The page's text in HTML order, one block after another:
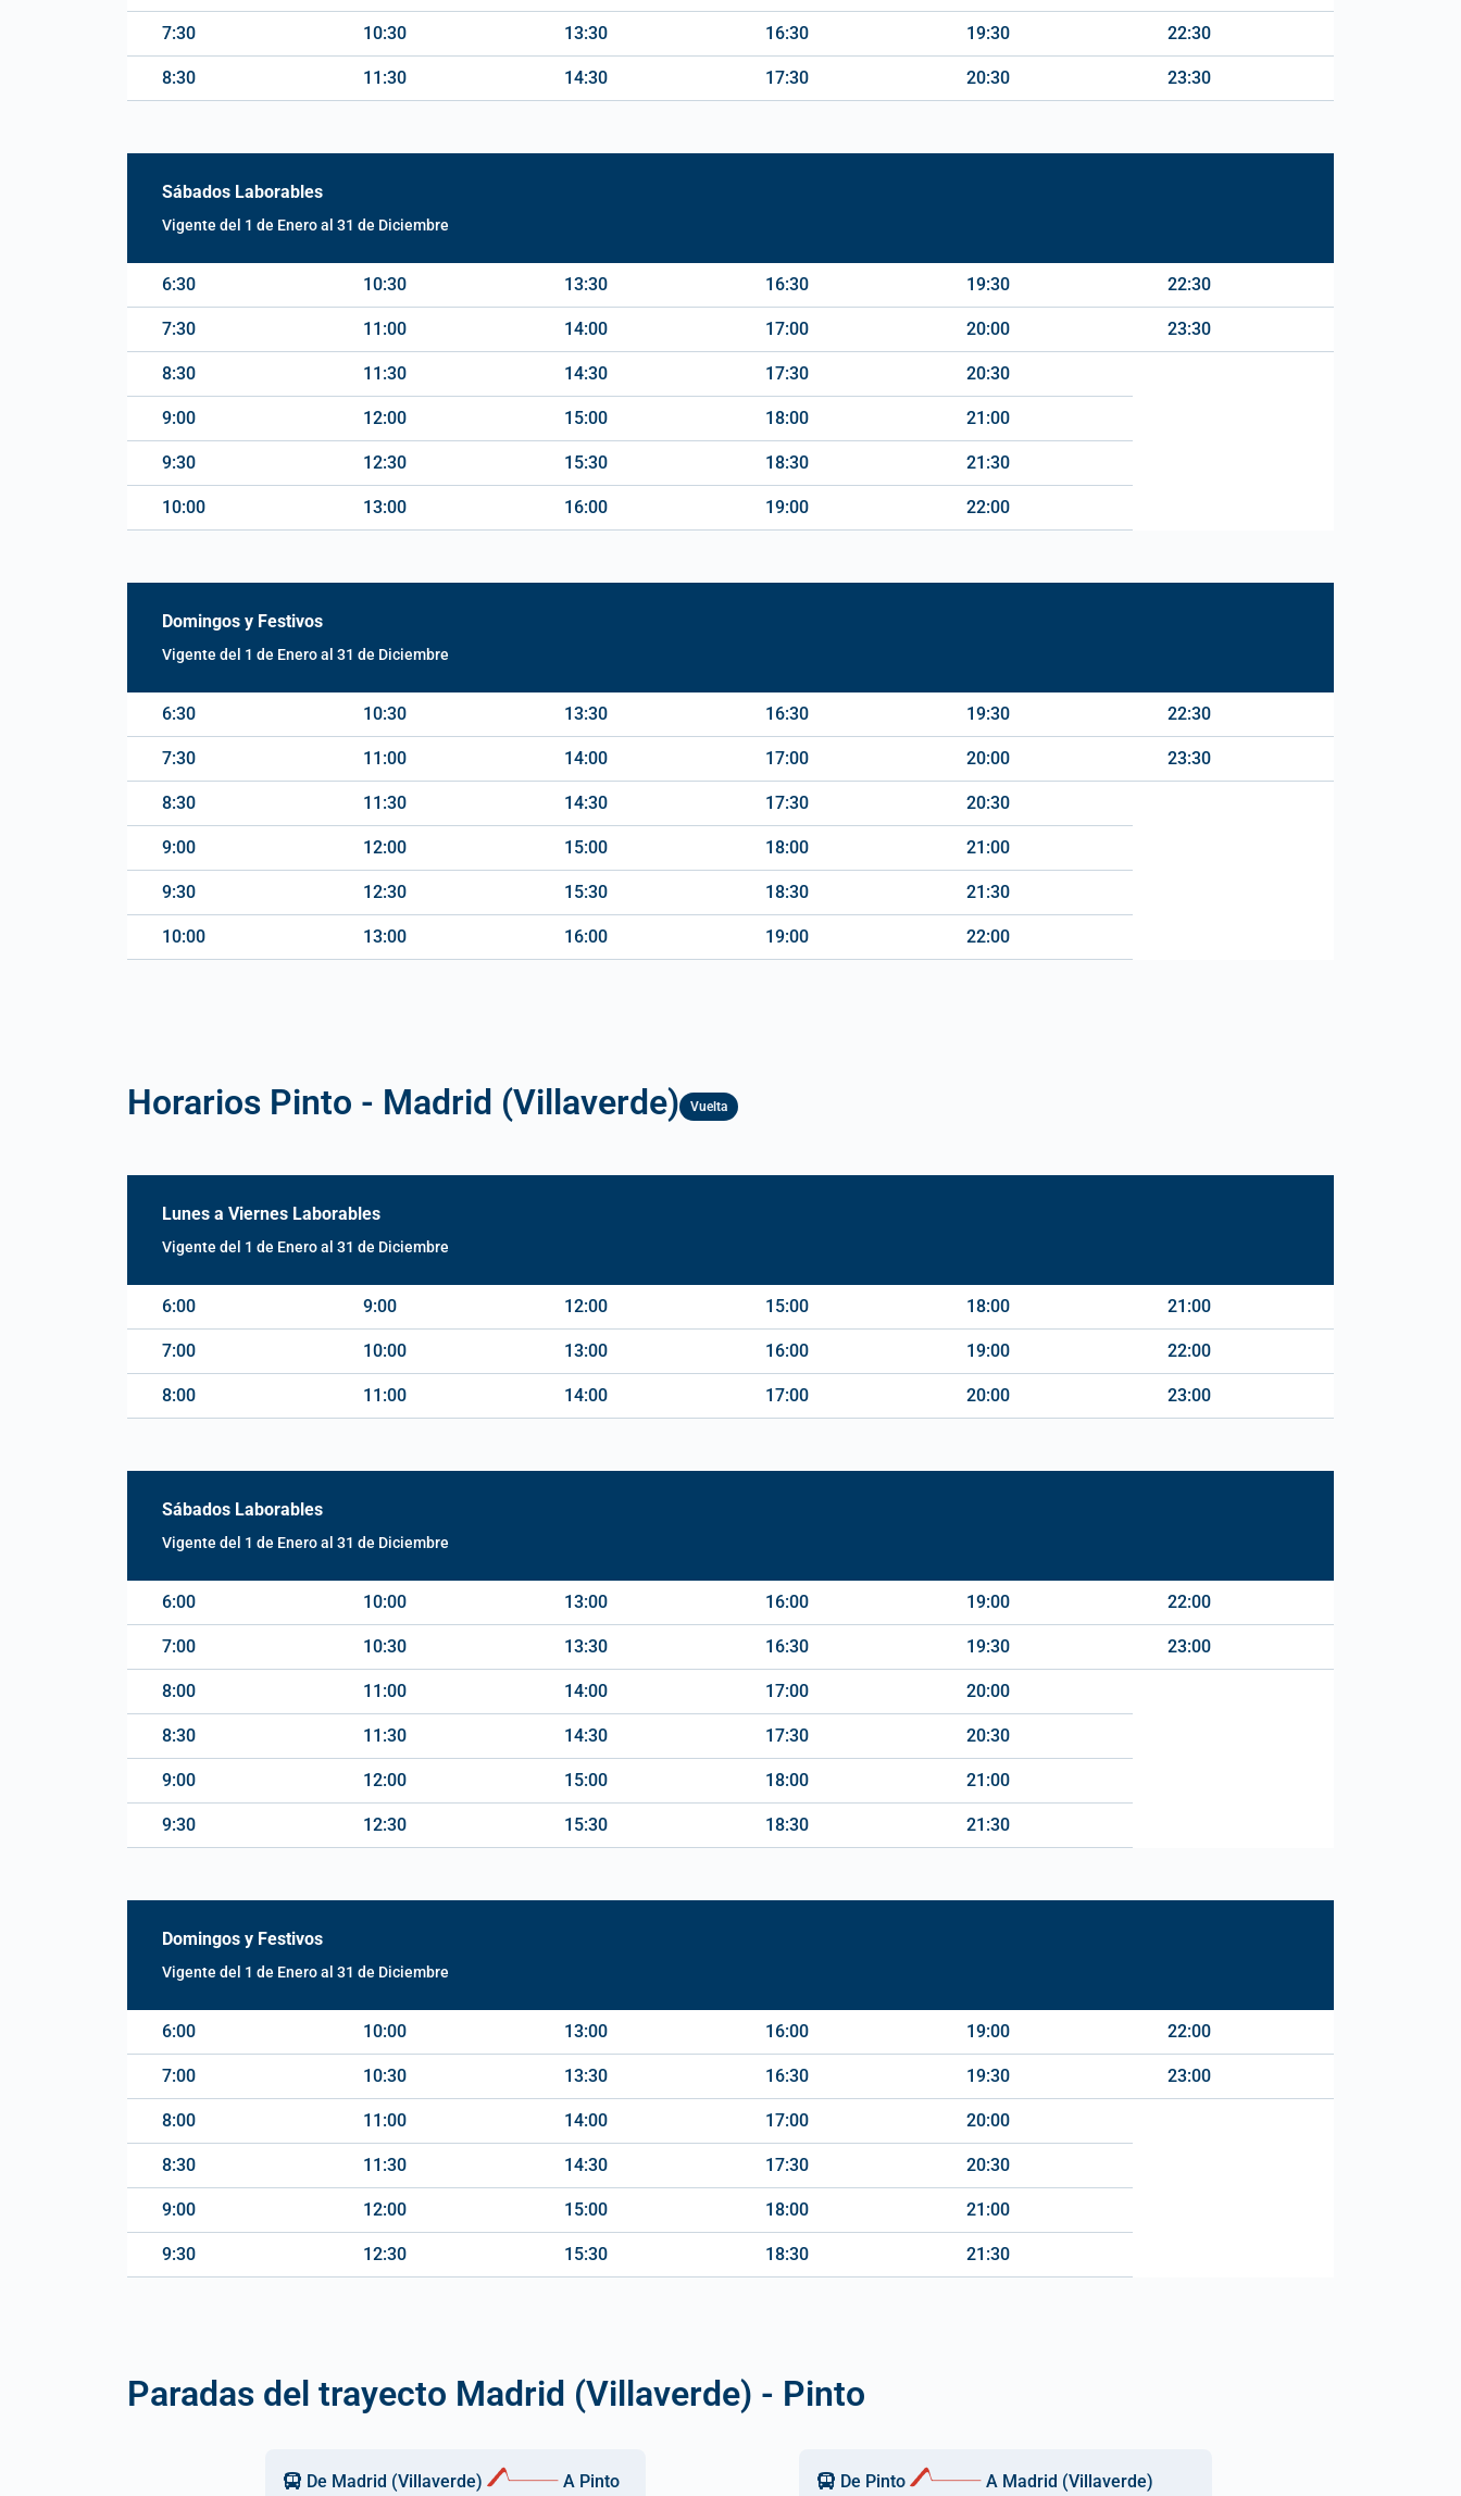
7:30
8:30
10:30
11:30
13:30
14:30
16:30
17:30
19:30
20:30
22:30
23:30
Sábados Laborables
Vigente del 1 de Enero al 31 de Diciembre
6:30
7:30
8:30
9:00
9:30
10:00
10:30
11:00
11:30
12:00
12:30
13:00
13:30
14:00
14:30
15:00
15:30
16:00
16:30
17:00
17:30
18:00
18:30
19:00
19:30
20:00
20:30
21:00
21:30
22:00
22:30
23:30
Domingos y Festivos
Vigente del 1 de Enero al 31 de Diciembre
6:30
7:30
8:30
9:00
9:30
10:00
10:30
11:00
11:30
12:00
12:30
13:00
13:30
14:00
14:30
15:00
15:30
16:00
16:30
17:00
17:30
18:00
18:30
19:00
19:30
20:00
20:30
21:00
21:30
22:00
22:30
23:30
Horarios Pinto - Madrid (Villaverde) Vuelta
Lunes a Viernes Laborables
Vigente del 1 de Enero al 31 de Diciembre
6:00
7:00
8:00
9:00
10:00
11:00
12:00
13:00
14:00
15:00
16:00
17:00
18:00
19:00
20:00
21:00
22:00
23:00
Sábados Laborables
Vigente del 1 de Enero al 31 de Diciembre
6:00
7:00
8:00
8:30
9:00
9:30
10:00
10:30
11:00
11:30
12:00
12:30
13:00
13:30
14:00
14:30
15:00
15:30
16:00
16:30
17:00
17:30
18:00
18:30
19:00
19:30
20:00
20:30
21:00
21:30
22:00
23:00
Domingos y Festivos
Vigente del 1 de Enero al 31 de Diciembre
6:00
7:00
8:00
8:30
9:00
9:30
10:00
10:30
11:00
11:30
12:00
12:30
13:00
13:30
14:00
14:30
15:00
15:30
16:00
16:30
17:00
17:30
18:00
18:30
19:00
19:30
20:00
20:30
21:00
21:30
22:00
23:00
Paradas del trayecto Madrid (Villaverde) - Pinto
De Madrid (Villaverde) A Pinto De Pinto A Madrid (Villaverde)